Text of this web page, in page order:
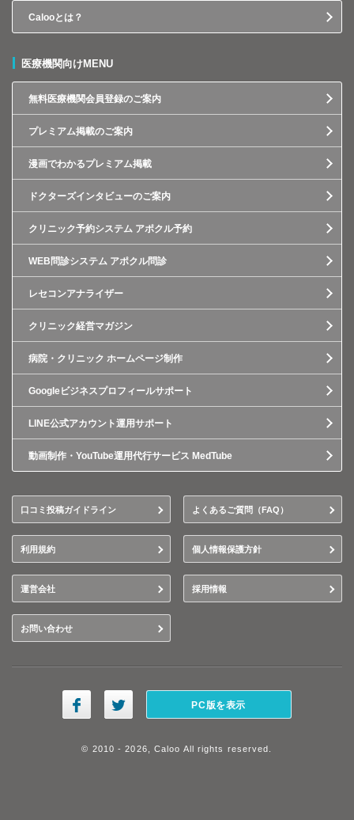
Calooとは？
医療機関向けMENU
無料医療機関会員登録のご案内
プレミアム掲載のご案内
漫画でわかるプレミアム掲載
ドクターズインタビューのご案内
クリニック予約システム アポクル予約
WEB問診システム アポクル問診
レセコンアナライザー
クリニック経営マガジン
病院・クリニック ホームページ制作
Googleビジネスプロフィールサポート
LINE公式アカウント運用サポート
動画制作・YouTube運用代行サービス MedTube
口コミ投稿ガイドライン よくあるご質問（FAQ）
利用規約 個人情報保護方針
運営会社 採用情報
お問い合わせ
PC版を表示
© 2010 - 2026, Caloo All rights reserved.